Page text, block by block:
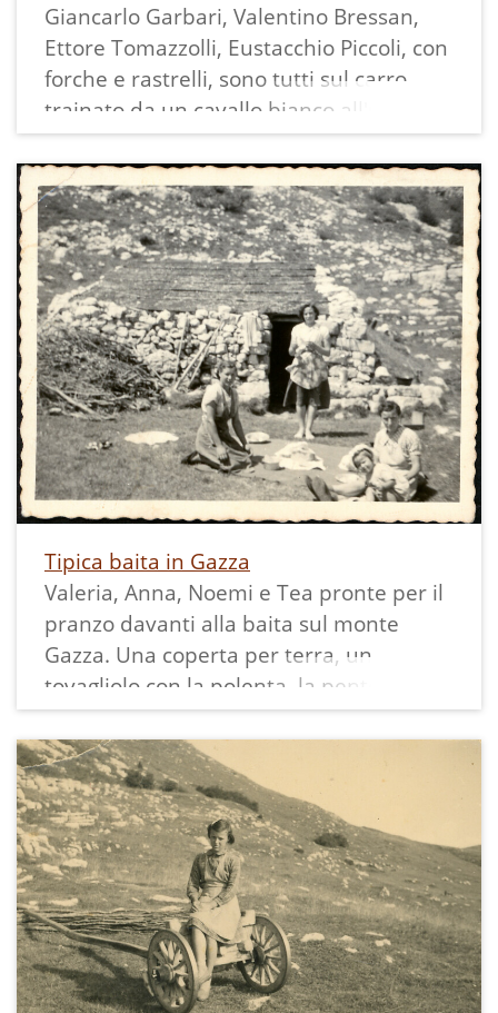
si accontentavano dei giri in barca o di
stare in compagnia a riva a cantare e
suonare.
costruzione della
Giancarlo Garbari, Valentino Bressan,
Ettore Tomazzolli, Eustacchio Piccoli, con
forche e rastrelli, sono tutti sul carro
trainato da un cavallo bianco all'uscita di
Vezzano verso Naran, dove dovranno
occuparsi della fienagione.
Tipica baita in Gazza
Valeria, Anna, Noemi e Tea pronte per il
pranzo davanti alla baita sul monte
Gazza. Una coperta per terra, un
tovagliolo con la polenta, la pentola col
cibo caldo, piatti, forchette, bicchieri e la
tavola era imbandita.
In questa foto si vede bene la struttura
esterna della tipica baita sul Gazza:
realizzata in sassi, con tre facciate
interrate e quella davanti con la porta in
legno sprovvista di serratura; il tetto ad
uno spiovente in lamiera zincata. La
catasta della legna era indispensabile
per cucinare nel focolare aperto.